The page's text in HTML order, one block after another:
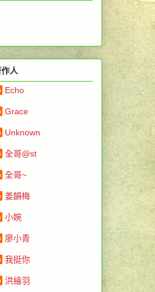
人
Echo
Grace
Unknown
全哥@st
全哥~
姜韻梅
小婉
廖小青
我挺你
洪繪羽